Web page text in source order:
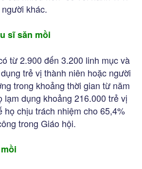
khác.
sĩ săn mồi
từ 2.900 đến 3.200 linh mục và
trẻ vị thành niên hoặc người
trong khoảng thời gian từ năm
lạm dụng khoảng 216.000 trẻ vị
họ chịu trách nhiệm cho 65,4%
trong Giáo hội.